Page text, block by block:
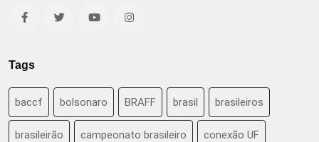
Tags
baccf bolsonaro BRAFF brasil brasileiros
brasileirão campeonato brasileiro conexão UF